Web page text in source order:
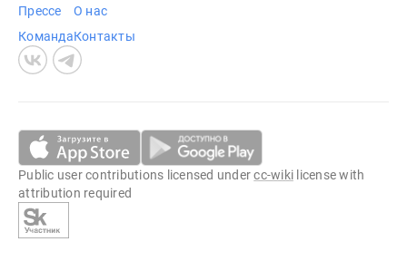
Прессе
Команда
О нас
Контакты
Public user contributions licensed undercc-wiki license with
attribution required